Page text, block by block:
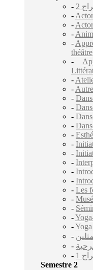
-
-
-
-
-
théâtre
-
-
-
-
-
-
-
-
-
-
-
-
-
- Les
-
-
-
-
-
-
-
1
Semestre 2